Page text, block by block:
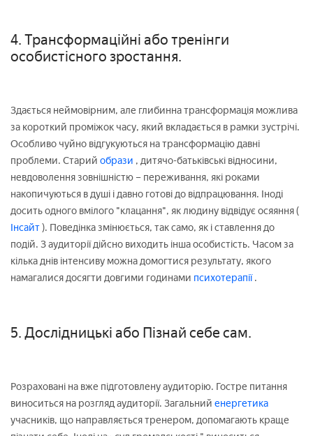
4. Трансформаційні або тренінги
особистісного зростання.
Здається неймовірним, але глибинна трансформація можлива
за короткий проміжок часу, який вкладається в рамки зустрічі.
Особливо чуйно відгукуються на трансформацію давні
проблеми. Старий образи , дитячо-батьківські відносини,
невдоволення зовнішністю – переживання, які роками
накопичуються в душі і давно готові до відпрацювання. Іноді
досить одного вмілого "клацання", як людину відвідує осяяння (
Інсайт). Поведінка змінюється, так само, як і ставлення до
подій. З аудиторії дійсно виходить інша особистість. Часом за
кілька днів інтенсиву можна домогтися результату, якого
намагалися досягти довгими годинами психотерапії.
5. Дослідницькі або Пізнай себе сам.
Розраховані на вже підготовлену аудиторію. Гостре питання
виноситься на розгляд аудиторії. Загальний енергетика
учасників, що направляється тренером, допомагають краще